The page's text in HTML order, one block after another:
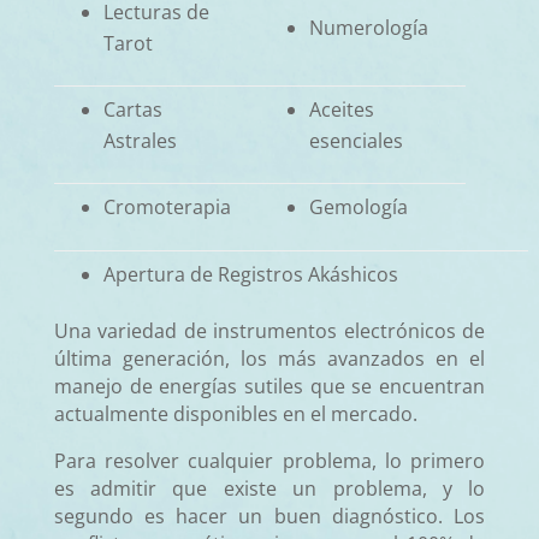
Lecturas de
Tarot
Numerología
Cartas
Astrales
Aceites
esenciales
Cromoterapia Gemología
Apertura de Registros Akáshicos
Una variedad de instrumentos electrónicos de
última generación, los más avanzados en el
manejo de energías sutiles que se encuentran
actualmente disponibles en el mercado.
Para resolver cualquier problema, lo primero
es admitir que existe un problema, y lo
segundo es hacer un buen diagnóstico. Los